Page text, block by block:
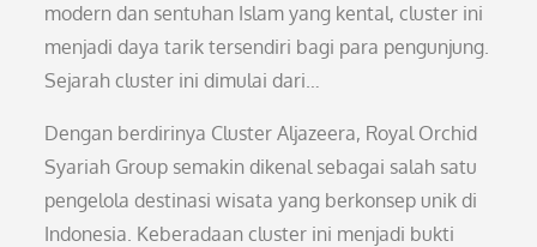
modern dan sentuhan Islam yang kental, cluster ini
menjadi daya tarik tersendiri bagi para pengunjung.
Sejarah cluster ini dimulai dari…
Dengan berdirinya Cluster Aljazeera, Royal Orchid
Syariah Group semakin dikenal sebagai salah satu
pengelola destinasi wisata yang berkonsep unik di
Indonesia. Keberadaan cluster ini menjadi bukti